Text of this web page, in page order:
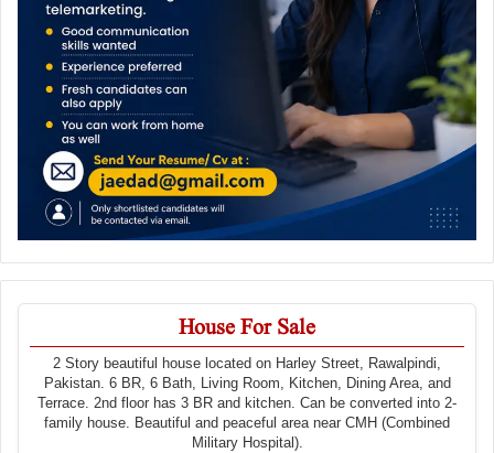
House For Sale
2 Story beautiful house located on Harley Street, Rawalpindi,
Pakistan. 6 BR, 6 Bath, Living Room, Kitchen, Dining Area, and
Terrace. 2nd floor has 3 BR and kitchen. Can be converted into 2-
family house. Beautiful and peaceful area near CMH (Combined
Military Hospital).